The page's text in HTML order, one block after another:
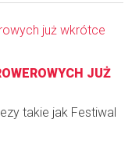
JUŻ
takie jak Festiwal